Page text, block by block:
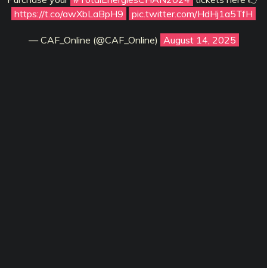
https://t.co/awXbLaBpH9
pic.twitter.com/HdHj1a5TfH
— CAF_Online (@CAF_Online) August 14, 2025